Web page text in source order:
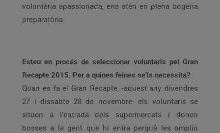
voluntària apassionada, ens atén en plena bogeria
preparatòria.
Esteu en procés de seleccionar voluntaris pel Gran
Recapte 2015. Per a quines feines se’ls necessita?
Quan es fa el Gran Recapte, -aquest any divendres
27 i dissabte 28 de novembre- els voluntaris se
situen a l’entrada dels supermercats i donen
bosses a la gent que hi entra perquè les omplin